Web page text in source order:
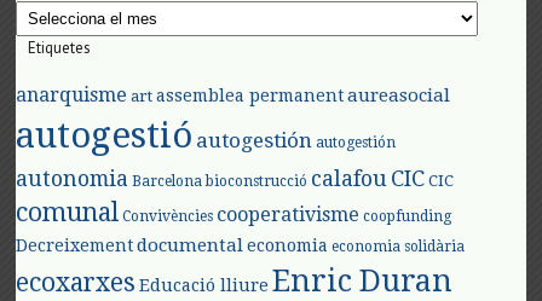
Arxius
Etiquetes
anarquisme art assemblea permanent aureasocial
autogestió autogestión autogestión
autonomia Barcelona bioconstrucció calafouCIC CIC
comunal Convivències cooperativisme coopfunding
Decreixement documental economia economia solidària
ecoxarxes Educació lliure Enric Duran